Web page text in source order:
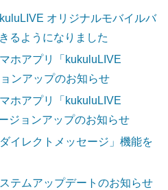
オリジナルモバイルバ
るようになりました
ホアプリ「kukuluLIVE
ンアップのお知らせ
ホアプリ「kukuluLIVE
ジョンアップのお知らせ
ダイレクトメッセージ」機能を
テムアップデートのお知らせ